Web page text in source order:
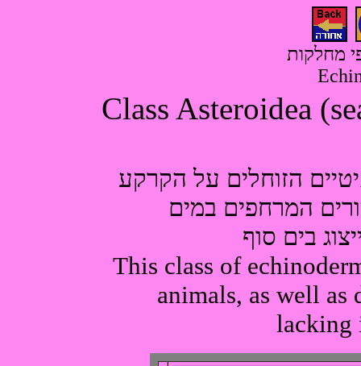
מחלקות
הזוחלים על הקרקע
המרחפים במים
בים סוף
This class of
animals, as well as
lacking